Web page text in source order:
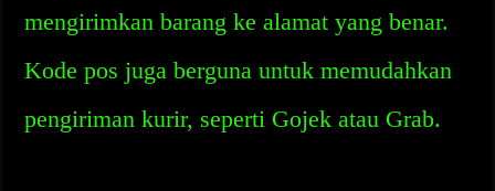
mengirimkan barang ke alamat yang benar.
Kode pos juga berguna untuk memudahkan
pengiriman kurir, seperti Gojek atau Grab.